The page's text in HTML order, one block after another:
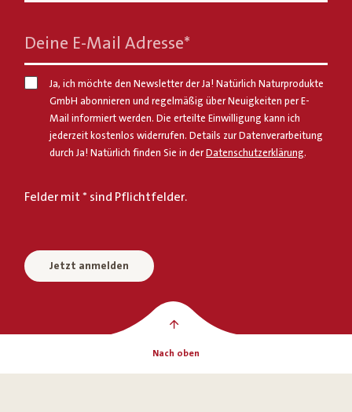
Deine E-Mail Adresse*
Ja, ich möchte den Newsletter der Ja! Natürlich Naturprodukte
GmbH abonnieren und regelmäßig über Neuigkeiten per E-
Mail informiert werden. Die erteilte Einwilligung kann ich
jederzeit kostenlos widerrufen. Details zur Datenverarbeitung
durch Ja! Natürlich finden Sie in derDatenschutzerklärung.
Felder mit * sind Pflichtfelder.
Jetzt anmelden
Nach oben